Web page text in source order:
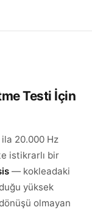
Testi İçin
20.000 Hz
istikrarlı bir
— kokleadaki
yüksek
olmayan